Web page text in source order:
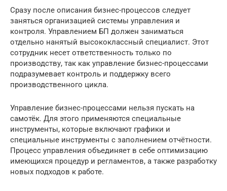
Сразу после описания бизнес-процессов следует
заняться организацией системы управления и
контроля. Управлением БП должен заниматься
отдельно нанятый высококлассный специалист. Этот
сотрудник несет ответственность только по
производству, так как управление бизнес-процессами
подразумевает контроль и поддержку всего
производственного цикла.
Управление бизнес-процессами нельзя пускать на
самотёк. Для этого применяются специальные
инструменты, которые включают графики и
специальные инструменты с заполнением отчётности.
Процесс управления объединяет в себе оптимизацию
имеющихся процедур и регламентов, а также разработку
новых подходов к работе.